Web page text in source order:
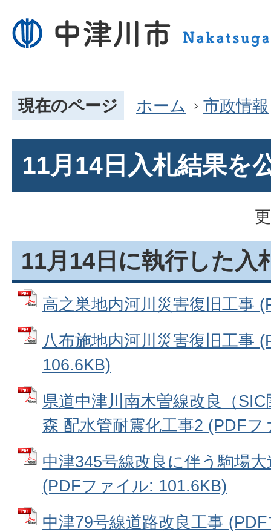
現在のページ ホーム 市政情報
11月14日入札結果を
11月14日に執行した入
高之巣地内河川災害復旧工事
八布施地内河川災害復旧工事
106.6KB)
県道中津川南木曽線改良（
森 配水管耐震化工事2 (PDF
中津345号線改良に伴う駒場
(PDFファイル: 101.6KB)
中津79号線道路改良工事